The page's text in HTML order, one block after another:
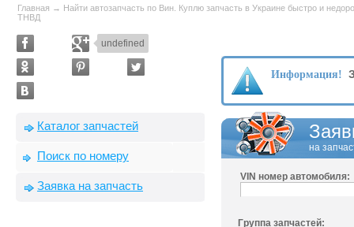
Главная → Найти автозапчасть по Вин. Куплю запчасть в Украине быстро и
ТНВД
undefined
Каталог запчастей
Поиск по номеру
Заявка на запчасть
Информация!
на
VIN номер автомобиля:
Группа запчастей: